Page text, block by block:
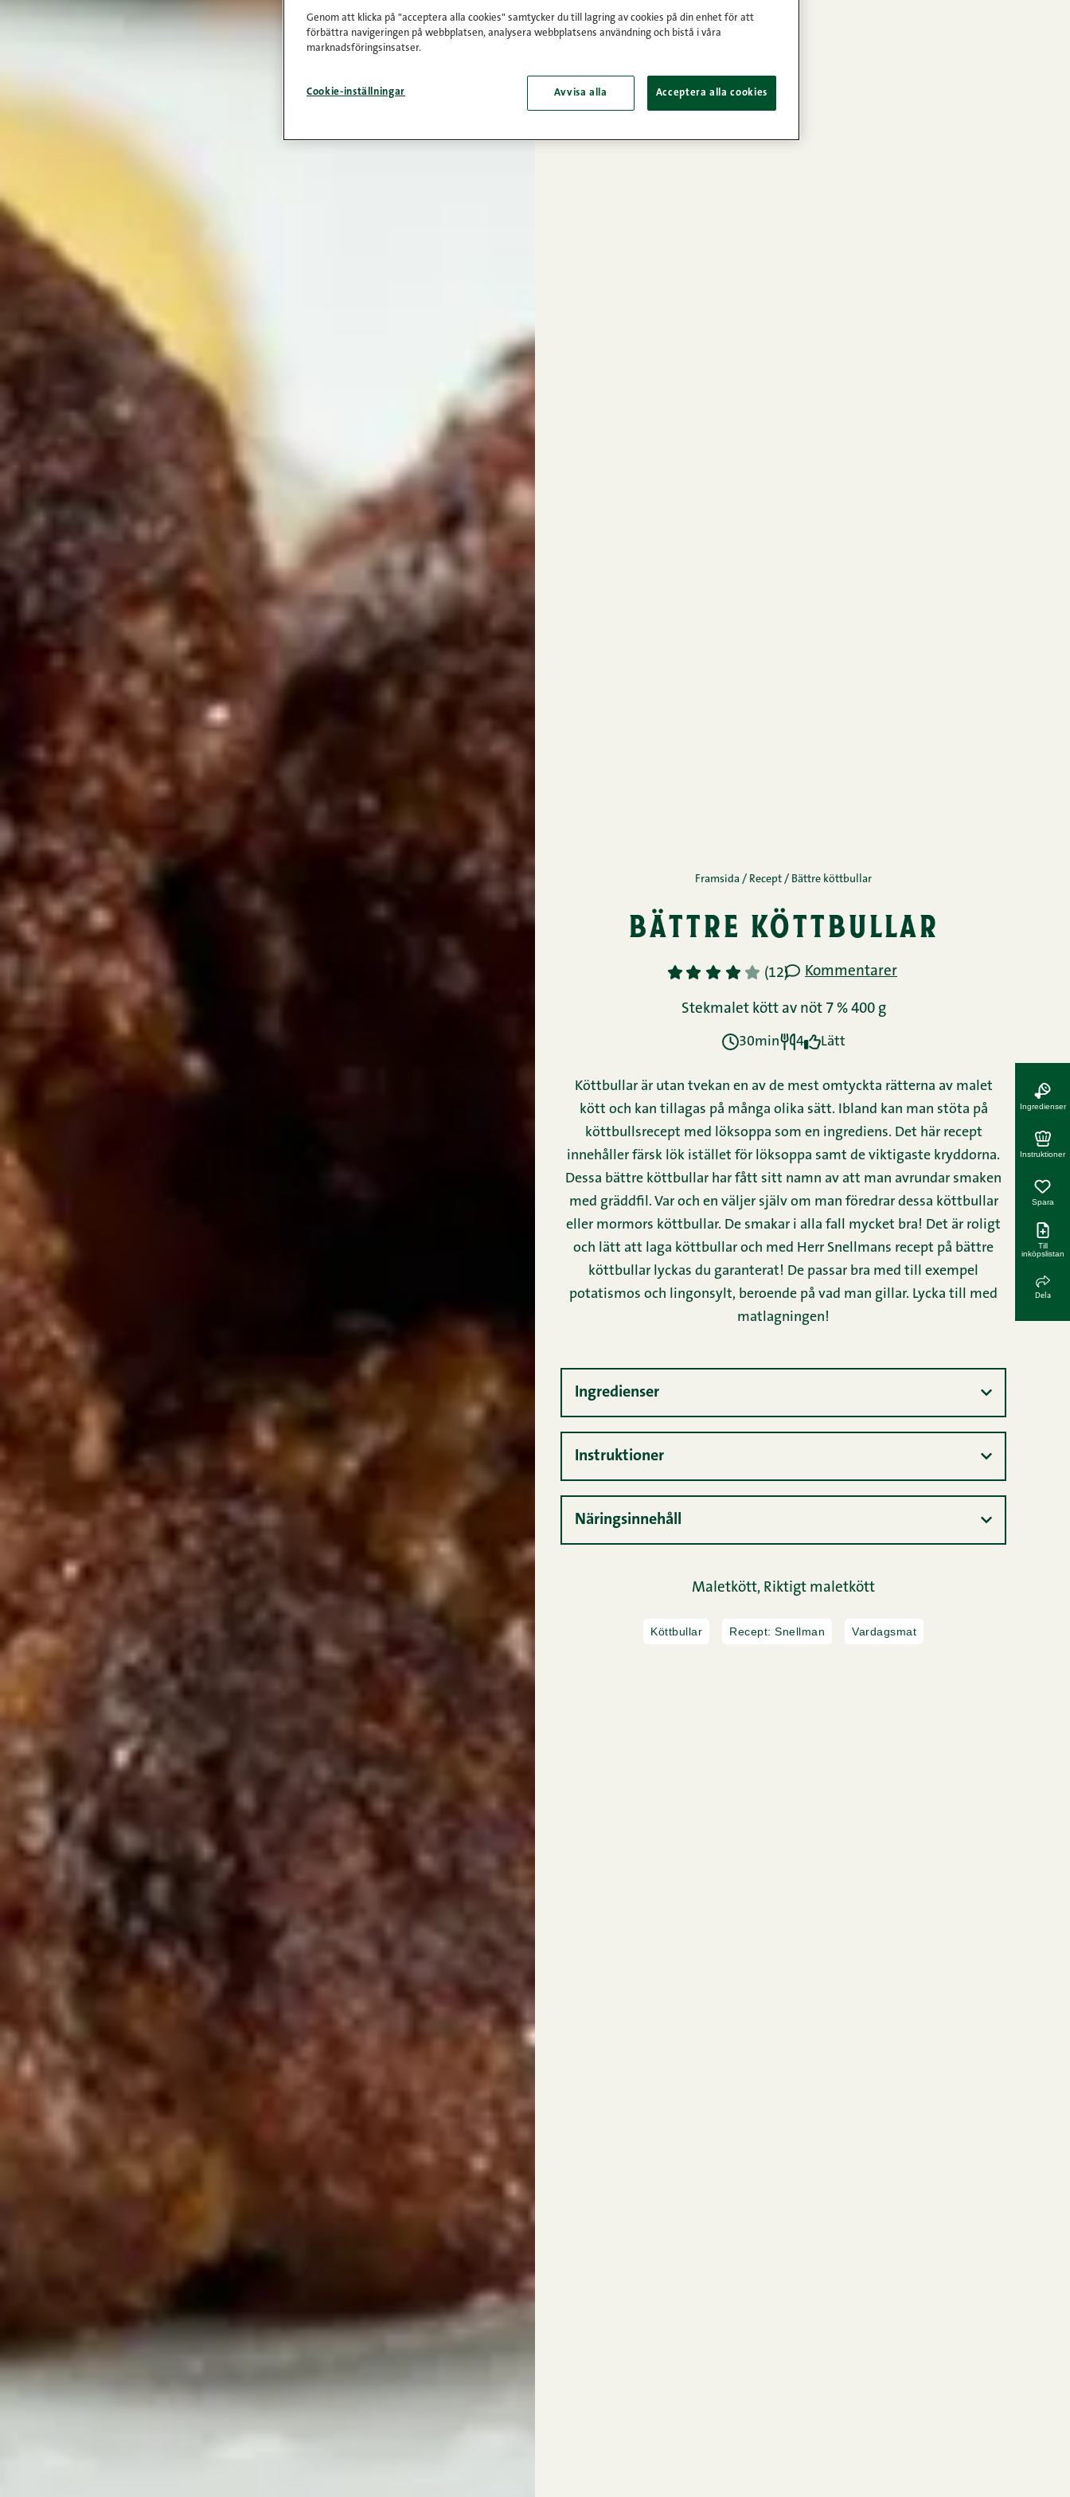
Framsida / Recept / Bättre köttbullar
bättre köttbullar
1 2 3 4 5 (12) Kommentarer
Stekmalet kött av nöt 7 % 400 g
30min 4 Lätt
Köttbullar är utan tvekan en av de mest omtyckta rätterna av malet
kött och kan tillagas på många olika sätt. Ibland kan man stöta på
köttbullsrecept med löksoppa som en ingrediens. Det här recept
innehåller färsk lök istället för löksoppa samt de viktigaste kryddorna.
Dessa bättre köttbullar har fått sitt namn av att man avrundar smaken
med gräddfil. Var och en väljer själv om man föredrar dessa köttbullar
eller mormors köttbullar. De smakar i alla fall mycket bra! Det är roligt
och lätt att laga köttbullar och med Herr Snellmans recept på bättre
köttbullar lyckas du garanterat! De passar bra med till exempel
potatismos och lingonsylt, beroende på vad man gillar. Lycka till med
matlagningen!
Ingredienser
Instruktioner
Näringsinnehåll
Maletkött, Riktigt maletkött
Köttbullar Recept: Snellman Vardagsmat
Ingredienser
Instruktioner
Spara
Till
inköpslistan
Dela
Genom att klicka på "acceptera alla cookies" samtycker du till lagring av cookies på din enhet för att
förbättra navigeringen på webbplatsen, analysera webbplatsens användning och bistå i våra
marknadsföringsinsatser.
Cookie-inställningar Avvisa alla Acceptera alla cookies